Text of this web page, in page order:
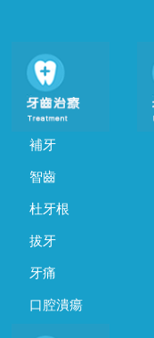
補牙
智齒
杜牙根
拔牙
牙痛
口腔潰瘍